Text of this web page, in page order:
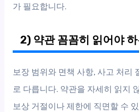
가 필요합니다.
2) 약관 꼼꼼히 읽어야
보장 범위와 면책 사항, 사고 처리
로 다릅니다. 약관을 자세히 읽지
보상 거절이나 제한에 직면할 수